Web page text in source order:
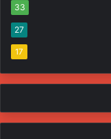
33
27
17